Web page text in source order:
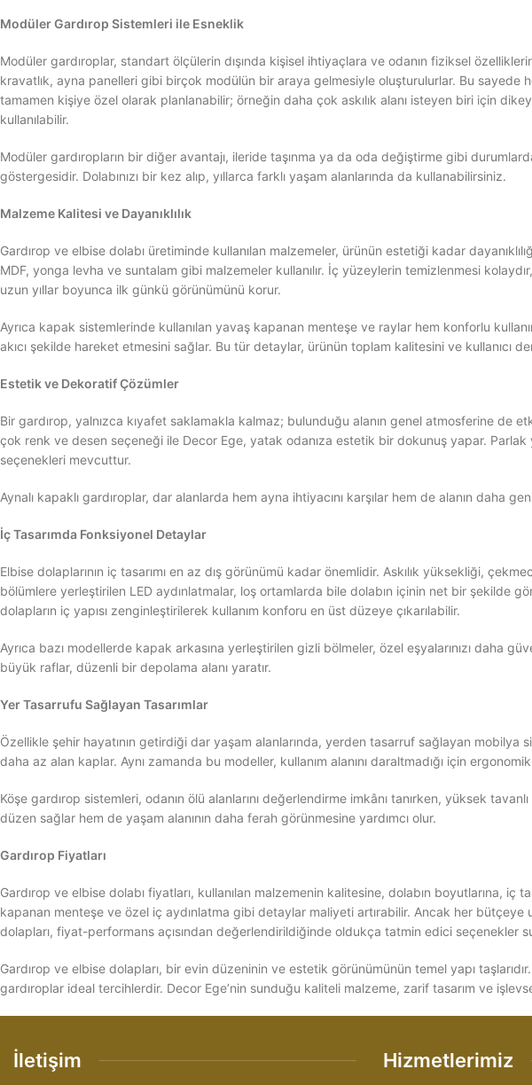
Modüler Gardırop Sistemleri ile Esneklik
Modüler gardıroplar, standart ölçülerin dışında kişisel ihtiyaçlara ve odanın fiziksel
kravatlık, ayna panelleri gibi birçok modülün bir araya gelmesiyle oluşturulurlar. Bu
tamamen kişiye özel olarak planlanabilir; örneğin daha çok askılık alanı isteyen biri için
kullanılabilir.
Modüler gardıropların bir diğer avantajı, ileride taşınma ya da oda değiştirme gibi
göstergesidir. Dolabınızı bir kez alıp, yıllarca farklı yaşam alanlarında da kullanabilirsiniz.
Malzeme Kalitesi ve Dayanıklılık
Gardırop ve elbise dolabı üretiminde kullanılan malzemeler, ürünün estetiği kadar
MDF, yonga levha ve suntalam gibi malzemeler kullanılır. İç yüzeylerin temizlenmesi
uzun yıllar boyunca ilk günkü görünümünü korur.
Ayrıca kapak sistemlerinde kullanılan yavaş kapanan menteşe ve raylar hem konforlu
akıcı şekilde hareket etmesini sağlar. Bu tür detaylar, ürünün toplam kalitesini ve kullanıcı
Estetik ve Dekoratif Çözümler
Bir gardırop, yalnızca kıyafet saklamakla kalmaz; bulunduğu alanın genel atmosferine
çok renk ve desen seçeneği ile Decor Ege, yatak odanıza estetik bir dokunuş yapar.
seçenekleri mevcuttur.
Aynalı kapaklı gardıroplar, dar alanlarda hem ayna ihtiyacını karşılar hem de alanın daha
İç Tasarımda Fonksiyonel Detaylar
Elbise dolaplarının iç tasarımı en az dış görünümü kadar önemlidir. Askılık yüksekliği,
bölümlere yerleştirilen LED aydınlatmalar, loş ortamlarda bile dolabın içinin net bir şekilde
dolapların iç yapısı zenginleştirilerek kullanım konforu en üst düzeye çıkarılabilir.
Ayrıca bazı modellerde kapak arkasına yerleştirilen gizli bölmeler, özel eşyalarınızı daha
büyük raflar, düzenli bir depolama alanı yaratır.
Yer Tasarrufu Sağlayan Tasarımlar
Özellikle şehir hayatının getirdiği dar yaşam alanlarında, yerden tasarruf sağlayan
daha az alan kaplar. Aynı zamanda bu modeller, kullanım alanını daraltmadığı için
Köşe gardırop sistemleri, odanın ölü alanlarını değerlendirme imkânı tanırken, yüksek
düzen sağlar hem de yaşam alanının daha ferah görünmesine yardımcı olur.
Gardırop Fiyatları
Gardırop ve elbise dolabı fiyatları, kullanılan malzemenin kalitesine, dolabın boyutlarına,
kapanan menteşe ve özel iç aydınlatma gibi detaylar maliyeti artırabilir. Ancak her
dolapları, fiyat-performans açısından değerlendirildiğinde oldukça tatmin edici seçenekler
Gardırop ve elbise dolapları, bir evin düzeninin ve estetik görünümünün temel yapı
gardıroplar ideal tercihlerdir. Decor Ege’nin sunduğu kaliteli malzeme, zarif tasarım ve
İletişim Hizmetlerimiz